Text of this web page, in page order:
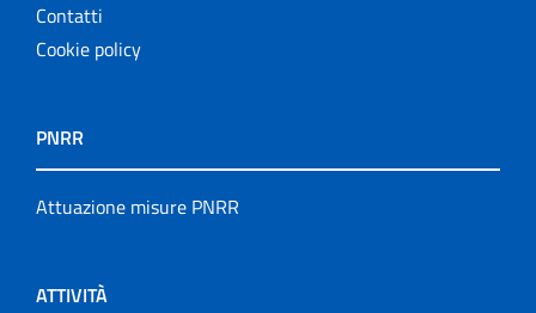
Contatti
Cookie policy
PNRR
Attuazione misure PNRR
ATTIVITÀ